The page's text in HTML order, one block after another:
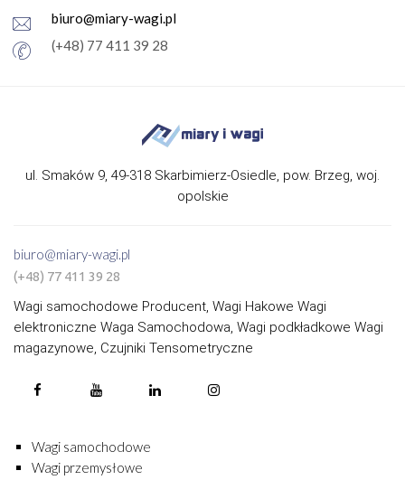
biuro@miary-wagi.pl
(+48) 77 411 39 28
ul. Smaków 9, 49-318 Skarbimierz-Osiedle, pow. Brzeg, woj.
opolskie
biuro@miary-wagi.pl
(+48) 77 411 39 28
Wagi samochodowe Producent, Wagi Hakowe Wagi
elektroniczne Waga Samochodowa, Wagi podkładkowe Wagi
magazynowe, Czujniki Tensometryczne
Wagi samochodowe
Wagi przemysłowe